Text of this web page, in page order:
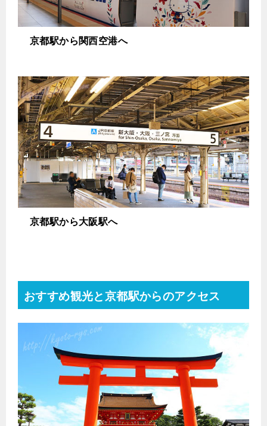
京都駅から関西空港へ
京都駅から大阪駅へ
おすすめ観光と京都駅からのアクセス